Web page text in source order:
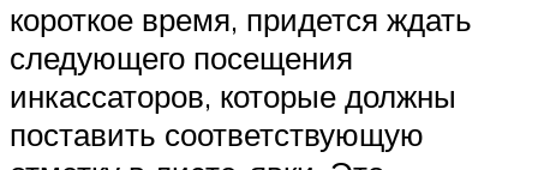
короткое время, придется ждать
следующего посещения
инкассаторов, которые должны
поставить соответствующую